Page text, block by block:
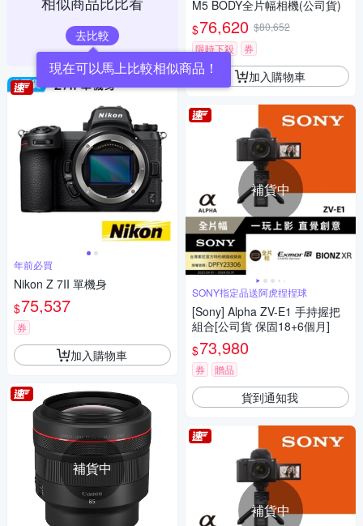
去比較
現在可以馬上比較相似商品！
年前必買
Nikon Z 7II 單機身
$75,537
券
加入購物車
補貨中
M5 BODY全片幅相機(公司貨)
$76,620 $80,652
限時下殺
券
加入購物車
補貨中
SONY指定品送阿虎捏捏球
[Sony] Alpha ZV-E1 手持握把
組合[公司貨 保固18+6個月]
$73,980
券 贈品
貨到通知我
補貨中